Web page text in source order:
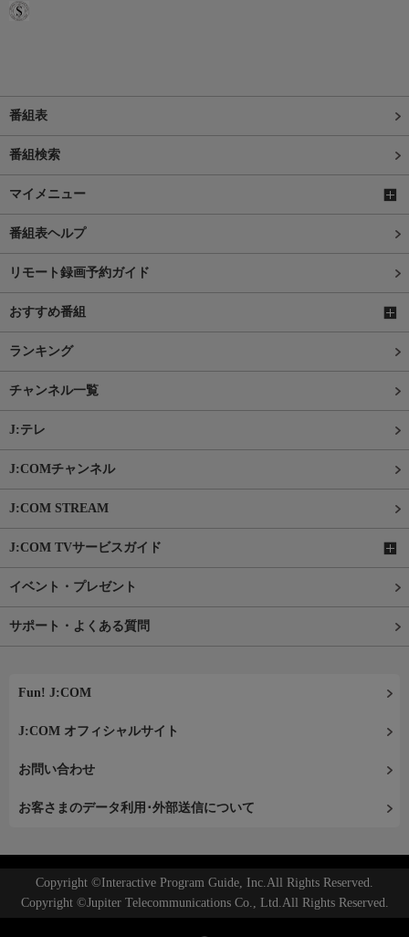
番組表
番組検索
マイメニュー
番組表ヘルプ
リモート録画予約ガイド
おすすめ番組
ランキング
チャンネル一覧
J:テレ
J:COMチャンネル
J:COM STREAM
J:COM TVサービスガイド
イベント・プレゼント
サポート・よくある質問
Fun! J:COM
J:COM オフィシャルサイト
お問い合わせ
お客さまのデータ利用･外部送信について
Copyright ©Interactive Program Guide, Inc.All Rights Reserved.
Copyright ©Jupiter Telecommunications Co., Ltd.All Rights Reserved.